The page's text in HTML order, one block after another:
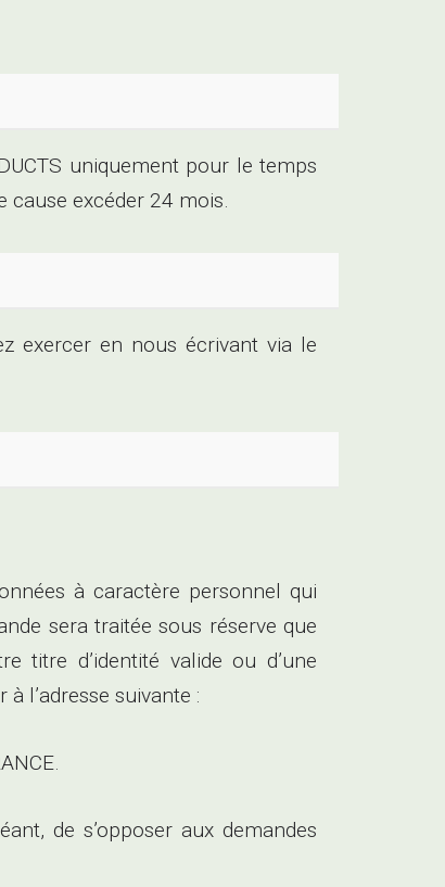
uniquement pour le temps
cause excéder 24 mois.
exercer en nous écrivant via le
à caractère personnel qui
sera traitée sous réserve que
titre d’identité valide ou d’une
l’adresse suivante :
de s’opposer aux demandes